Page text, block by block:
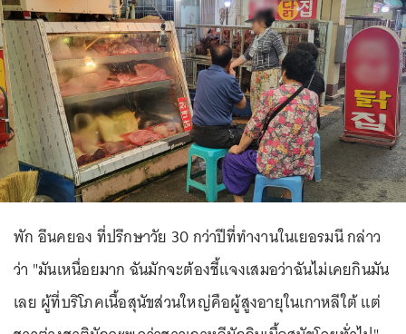
พัก อึนคยอง ที่ปรึกษาวัย 30 กว่าปีที่ทำงานในเยอรมนี กล่าว
ว่า "มันเหนื่อยมาก ฉันมักจะต้องชี้แจงเสมอว่าฉันไม่เคยกินมัน
เลย ผู้ที่บริโภคเนื้อสุนัขส่วนใหญ่คือผู้สูงอายุในเกาหลีใต้ แต่